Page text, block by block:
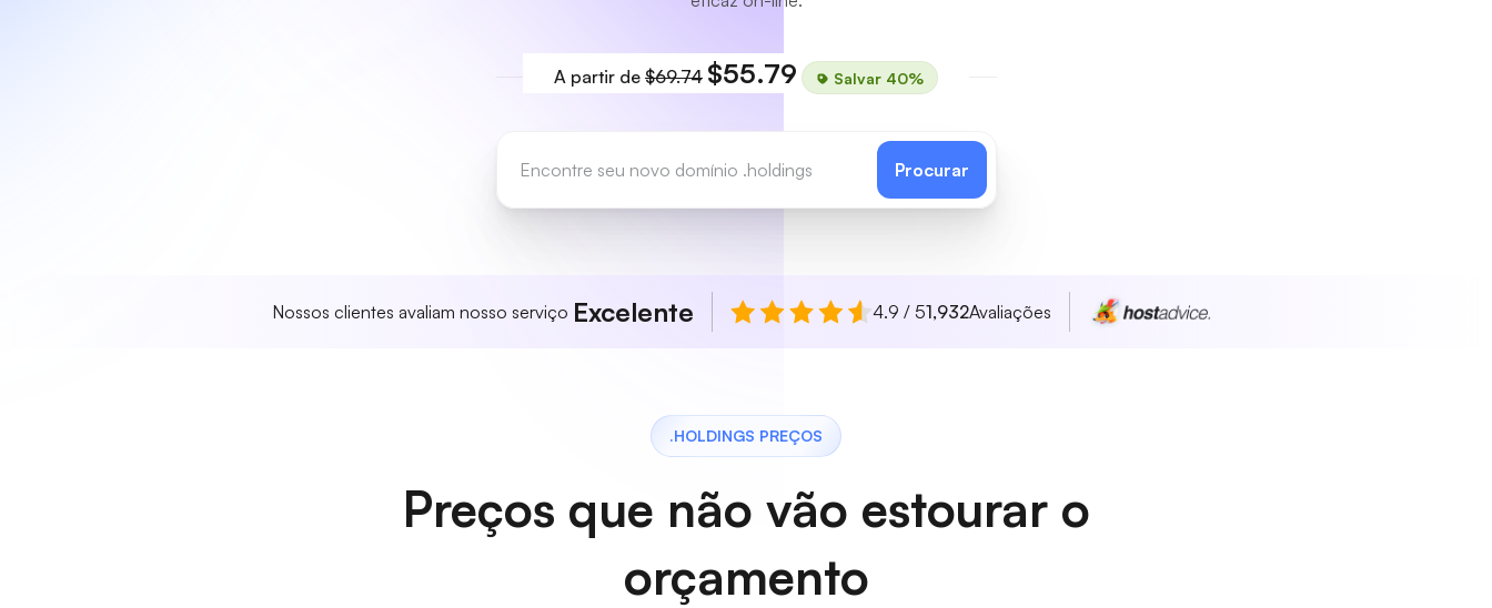
A partir de $69.74 $55.79 Salvar 40%
Procurar
Nossos clientes avaliam nosso serviço Excelente 4.9 / 51,932Avaliações
.HOLDINGS PREÇOS
Preços que não vão estourar o
orçamento